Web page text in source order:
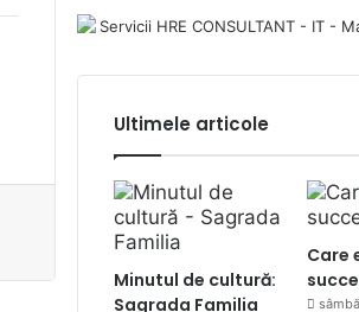
Ultimele articole
Minutul de cultură:
Sagrada Familia
Care